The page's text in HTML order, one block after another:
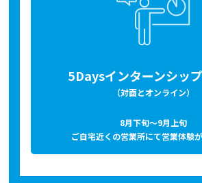
5Daysインターンシッ
（対面とオンライン）
8月下旬～9月上旬
ご自宅近くの営業所にて営業体験